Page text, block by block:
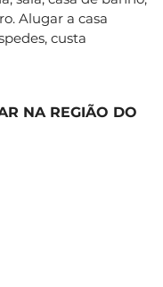
Alugar a casa
custa
NA REGIÃO DO